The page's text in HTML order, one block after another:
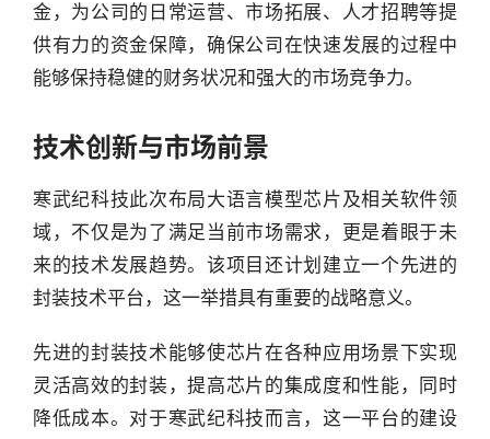
行
业
快
报
资
讯
精
金，为公司的日常运营、市场拓展、人才招聘等提
供有力的资金保障，确保公司在快速发展的过程中
能够保持稳健的财务状况和强大的市场竞争力。
技术创新与市场前景
寒武纪科技此次布局大语言模型芯片及相关软件领
域，不仅是为了满足当前市场需求，更是着眼于未
来的技术发展趋势。该项目还计划建立一个先进的
封装技术平台，这一举措具有重要的战略意义。
先进的封装技术能够使芯片在各种应用场景下实现
灵活高效的封装，提高芯片的集成度和性能，同时
降低成本。对于寒武纪科技而言，这一平台的建设